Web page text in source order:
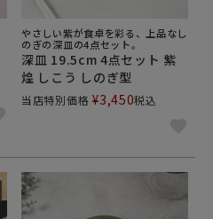
やさしい紫が食卓を彩る、上品なし
のぎの深皿の4点セット。
深皿 19.5cm 4点セット 紫
煌 しこう しのぎ型
当店特別価格 ¥3,450税込